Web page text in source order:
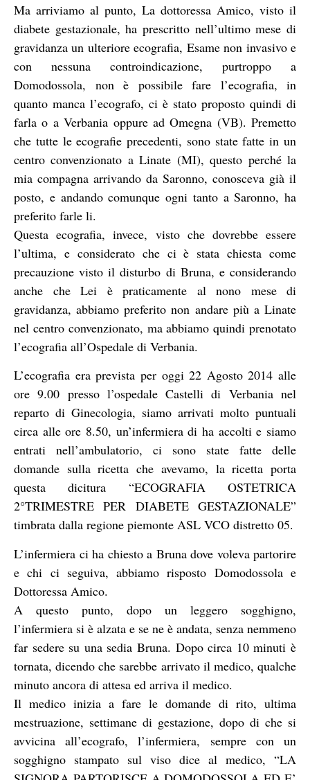
Ma arriviamo al punto, La dottoressa Amico, visto il
diabete gestazionale, ha prescritto nell’ultimo mese di
gravidanza un ulteriore ecografia, Esame non invasivo e
con nessuna controindicazione, purtroppo a
Domodossola, non è possibile fare l’ecografia, in
quanto manca l’ecografo, ci è stato proposto quindi di
farla o a Verbania oppure ad Omegna (VB). Premetto
che tutte le ecografie precedenti, sono state fatte in un
centro convenzionato a Linate (MI), questo perché la
mia compagna arrivando da Saronno, conosceva già il
posto, e andando comunque ogni tanto a Saronno, ha
preferito farle li.
Questa ecografia, invece, visto che dovrebbe essere
l’ultima, e considerato che ci è stata chiesta come
precauzione visto il disturbo di Bruna, e considerando
anche che Lei è praticamente al nono mese di
gravidanza, abbiamo preferito non andare più a Linate
nel centro convenzionato, ma abbiamo quindi prenotato
l’ecografia all’Ospedale di Verbania.
L’ecografia era prevista per oggi 22 Agosto 2014 alle
ore 9.00 presso l’ospedale Castelli di Verbania nel
reparto di Ginecologia, siamo arrivati molto puntuali
circa alle ore 8.50, un’infermiera di ha accolti e siamo
entrati nell’ambulatorio, ci sono state fatte delle
domande sulla ricetta che avevamo, la ricetta porta
questa dicitura “ECOGRAFIA OSTETRICA
2°TRIMESTRE PER DIABETE GESTAZIONALE”
timbrata dalla regione piemonte ASL VCO distretto 05.
L’infermiera ci ha chiesto a Bruna dove voleva partorire
e chi ci seguiva, abbiamo risposto Domodossola e
Dottoressa Amico.
A questo punto, dopo un leggero sogghigno,
l’infermiera si è alzata e se ne è andata, senza nemmeno
far sedere su una sedia Bruna. Dopo circa 10 minuti è
tornata, dicendo che sarebbe arrivato il medico, qualche
minuto ancora di attesa ed arriva il medico.
Il medico inizia a fare le domande di rito, ultima
mestruazione, settimane di gestazione, dopo di che si
avvicina all’ecografo, l’infermiera, sempre con un
sogghigno stampato sul viso dice al medico, “LA